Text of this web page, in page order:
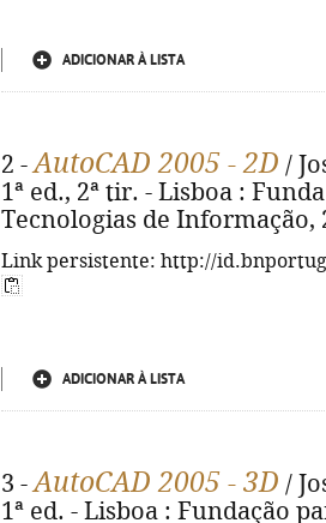
ADICIONAR À LISTA
2 -AutoCAD 2005 - 2D /
1ª ed., 2ª tir. - Lisboa :
Tecnologias de Informação,
Link persistente: http://
ADICIONAR À LISTA
3 -AutoCAD 2005 - 3D /
1ª ed. - Lisboa : Fundação